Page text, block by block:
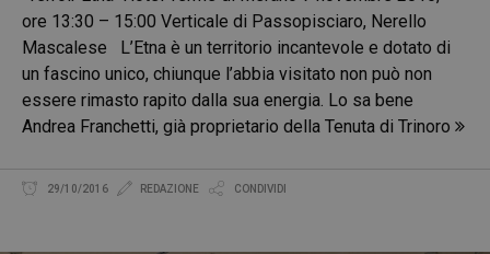
ore 13:30 – 15:00 Verticale di Passopisciaro, Nerello
Mascalese L’Etna è un territorio incantevole e dotato di
un fascino unico, chiunque l’abbia visitato non può non
essere rimasto rapito dalla sua energia. Lo sa bene
Andrea Franchetti, già proprietario della Tenuta di Trinoro
29/10/2016 REDAZIONE CONDIVIDI